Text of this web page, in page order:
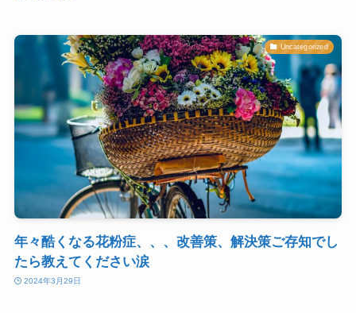
Uncategorized
年々酷くなる花粉症、、、改善策、解決策ご存知でし
たら教えてください涙
2024年3月29日